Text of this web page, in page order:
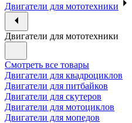
Двигатели для мототехники
Двигатели для мототехники
Смотреть все товары
Двигатели для квадроциклов
Двигатели для питбайков
Двигатели для скутеров
Двигатели для мотоциклов
Двигатели для мопедов